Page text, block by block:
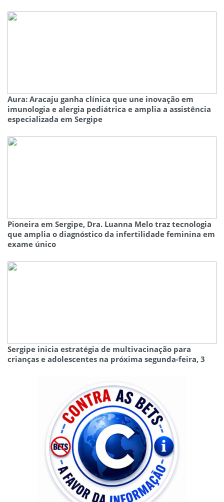
Aura: Aracaju ganha clínica que une inovação em
imunologia e alergia pediátrica e amplia a assistência
especializada em Sergipe
Pioneira em Sergipe, Dra. Luanna Melo traz tecnologia
que amplia o diagnóstico da infertilidade feminina em
exame único
Sergipe inicia estratégia de multivacinação para
crianças e adolescentes na próxima segunda-feira, 3